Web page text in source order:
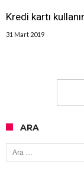
Kredi kartı
31 Mart 2019
ARA
Arama: